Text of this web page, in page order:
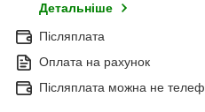
Детальніше
Післяплата
Оплата на рахунок
Післяплата можна не